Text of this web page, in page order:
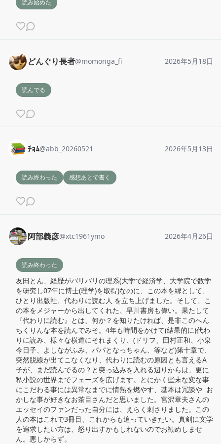
読み始めた
どんぐり長者@momonga_fi 2026年5月18日
読んでる
ﾁｮﾑ@abb_20260521 2026年5月13日
読み終わった 感想あとで書く
阿部義彦@xtc1961ymo 2026年4月26日
読み終わった
友田とん、経歴がバリバリの理系(大学で経済学、大学院で数学
を研究し07年に博士(理学)を取得)なのに、この本を縁として、
ひとり出版社、代わりに読む人 を立ち上げました。そして、こ
の本をメジャーから出してくれた、早川書房も偉い。果たして
『代わりに読む』とは、何か？を知りたければ、是非このへん
ちくりんな本を読んでみそ。4年も時間をかけて(結果的に)代わ
りに読み、様々な横道にそれまくり、(ドリフ、田村正和、小泉
今日子、よしながふみ、パパとなっちゃん、等など)第十章で、
突然脱線が出てこなくなり、代わりに読むの原因とも言えるA
子が、まだ読んでるの？と突っ込みを入れる辺りからは、更に
私小説の世界までフェーズを広げます。とにかく些末な変な事
にこだわる事には異常なまでに情熱を燃やす、基本は冗談や  お
かしな事が好きなお茶目さんだと思いました。宮沢章夫さんの
エッセイのファンだった自分には、えらく刺さりました。この
人の本はこれで3冊目、これからも追っていきたい。真剣に文学
を追求したい方は、怒り出すかもしれないのでお勧めしませ
ん。悪しからず。